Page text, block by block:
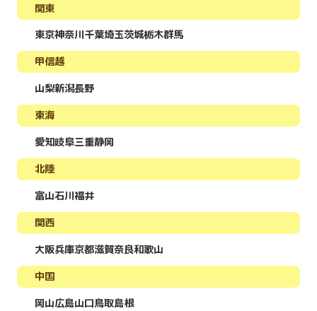
関東
東京神奈川千葉埼玉茨城栃木群馬
甲信越
山梨新潟長野
東海
愛知岐阜三重静岡
北陸
富山石川福井
関西
大阪兵庫京都滋賀奈良和歌山
中国
岡山広島山口鳥取島根